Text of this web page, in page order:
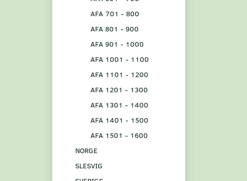
AFA 701 - 800
AFA 801 - 900
AFA 901 - 1000
AFA 1001 - 1100
AFA 1101 - 1200
AFA 1201 - 1300
AFA 1301 - 1400
AFA 1401 - 1500
AFA 1501 - 1600
NORGE
SLESVIG